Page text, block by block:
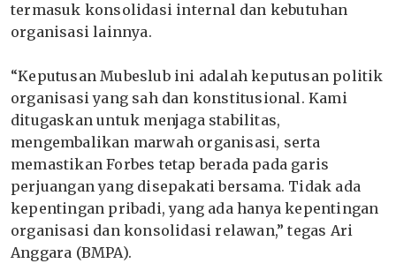
termasuk konsolidasi internal dan kebutuhan
organisasi lainnya.
‎“Keputusan Mubeslub ini adalah keputusan politik
organisasi yang sah dan konstitusional. Kami
ditugaskan untuk menjaga stabilitas,
mengembalikan marwah organisasi, serta
memastikan Forbes tetap berada pada garis
perjuangan yang disepakati bersama. Tidak ada
kepentingan pribadi, yang ada hanya kepentingan
organisasi dan konsolidasi relawan,” tegas Ari
Anggara (BMPA).